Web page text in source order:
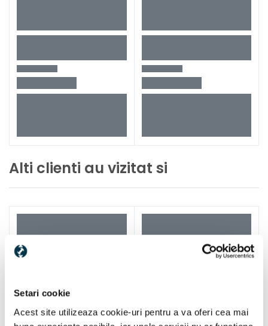
Setari cookie
Acest site utilizeaza cookie-uri pentru a va oferi cea mai
Alti clienti au vizitat si